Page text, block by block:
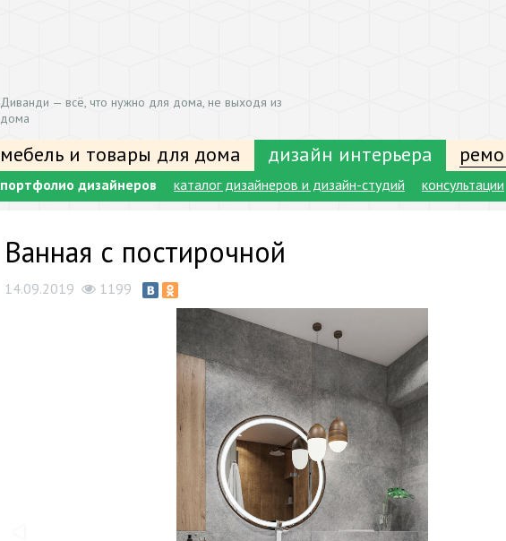
Диванди — всё, что нужно для дома, не выходя из
дома
мебель и товары для дома дизайн интерьера
портфолио дизайнеров каталог дизайнеров и дизайн-студий консультации
Ванная с постирочной
14.09.2019 1199